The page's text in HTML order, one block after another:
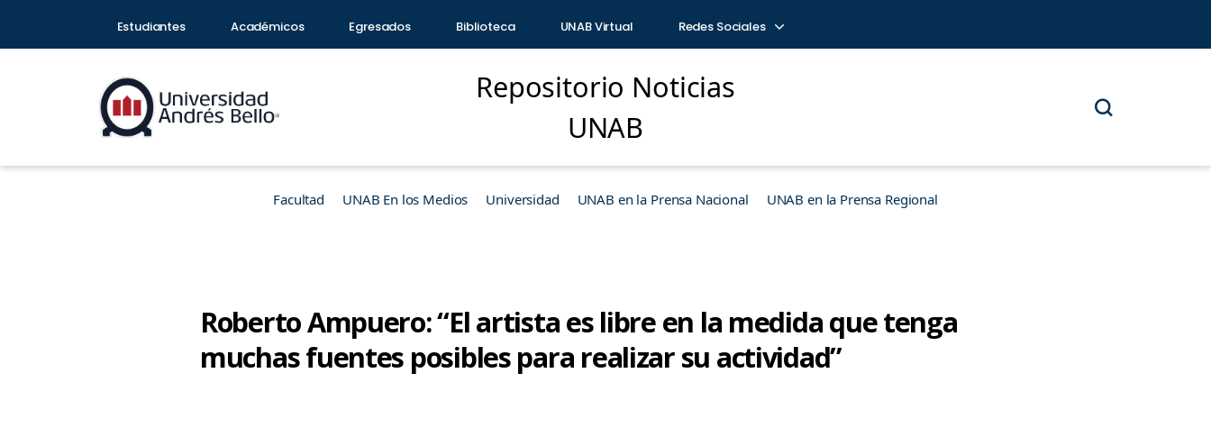
Estudiantes Académicos Egresados Biblioteca UNAB Virtual Redes Sociales
Repositorio Noticias
UNAB
Facultad UNAB En los Medios Universidad UNAB en la Prensa Nacional UNAB en la Prensa Regional
Roberto Ampuero: “El artista es libre en la medida que tenga
muchas fuentes posibles para realizar su actividad”